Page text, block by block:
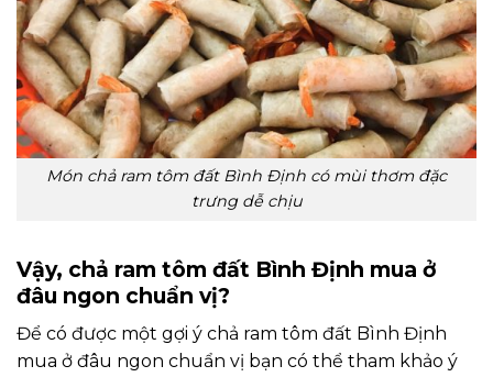
Món chả ram tôm đất Bình Định có mùi thơm đặc
trưng dễ chịu
Vậy, chả ram tôm đất Bình Định mua ở
đâu ngon chuẩn vị?
Để có được một gợi ý chả ram tôm đất Bình Định
mua ở đâu ngon chuẩn vị bạn có thể tham khảo ý